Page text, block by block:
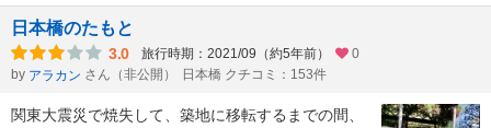
日本橋のたもと
3.0 旅行時期：2021/09（約5年前）
0
by アラカン さん（非公開） 日本橋 クチコミ：153件
関東大震災で焼失して、築地に移転するまでの間、